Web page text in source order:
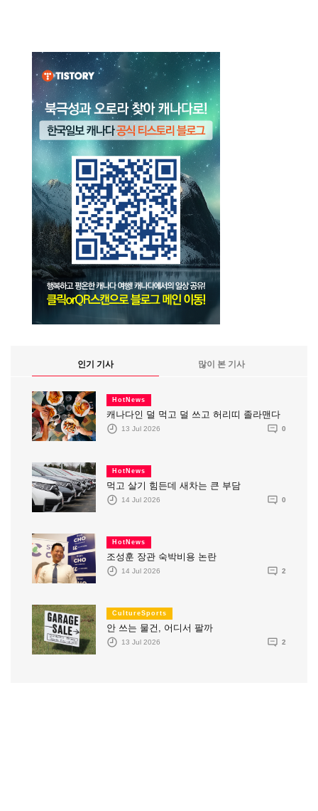
인기 기사 많이 본 기사
HotNews
캐나다인 덜 먹고 덜 쓰고 허리띠 졸라맨다
13 Jul 2026 0
HotNews
먹고 살기 힘든데 새차는 큰 부담
14 Jul 2026 0
HotNews
조성훈 장관 숙박비용 논란
14 Jul 2026 2
CultureSports
안 쓰는 물건, 어디서 팔까
13 Jul 2026 2